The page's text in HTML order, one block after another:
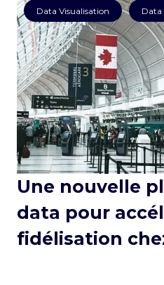
Data Visualisation Data
Une nouvelle
data pour
fidélisation